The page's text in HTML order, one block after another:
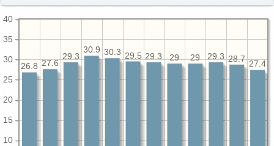
10
15
20
25
30
35
40
27.4
28.7
29.3
29
29
29.3
29.5
30.3
30.9
29.3
27.6
26.8